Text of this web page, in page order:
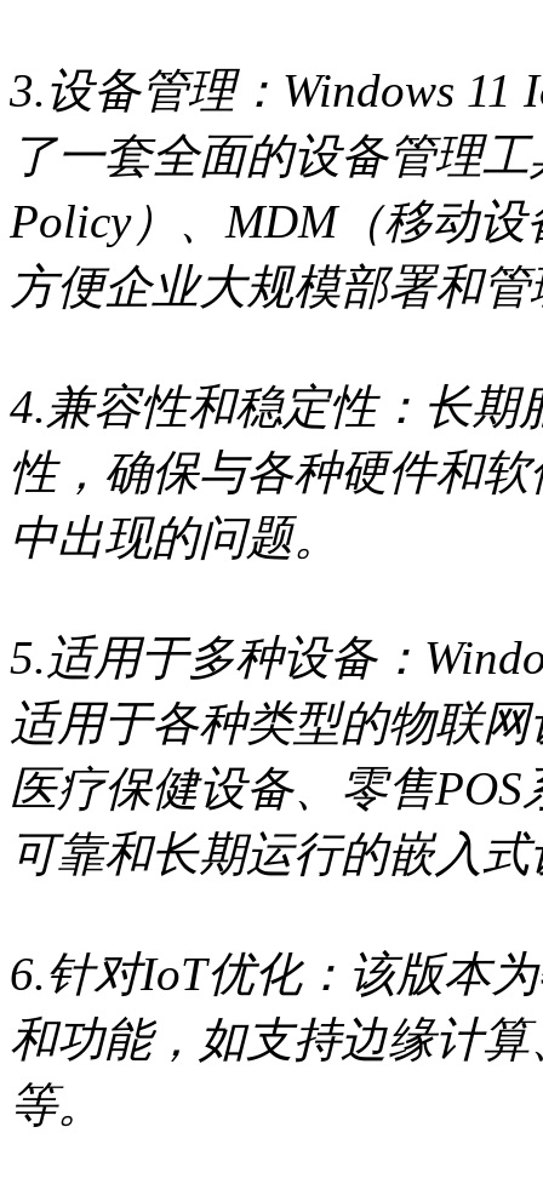
3.设备管理：Windows 11
了一套全面的设备管理
Policy）、MDM（移动设
方便企业大规模部署和
4.兼容性和稳定性：长期
性，确保与各种硬件和
中出现的问题。
5.适用于多种设备：
适用于各种类型的物联
医疗保健设备、零售
可靠和长期运行的嵌入
6.针对IoT优化：该版本
和功能，如支持边缘计
等。